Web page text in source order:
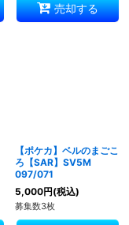
売却する
【ポケカ】ベルのまごこ
ろ【SAR】SV5M
097/071
5,000円(税込)
募集数3枚